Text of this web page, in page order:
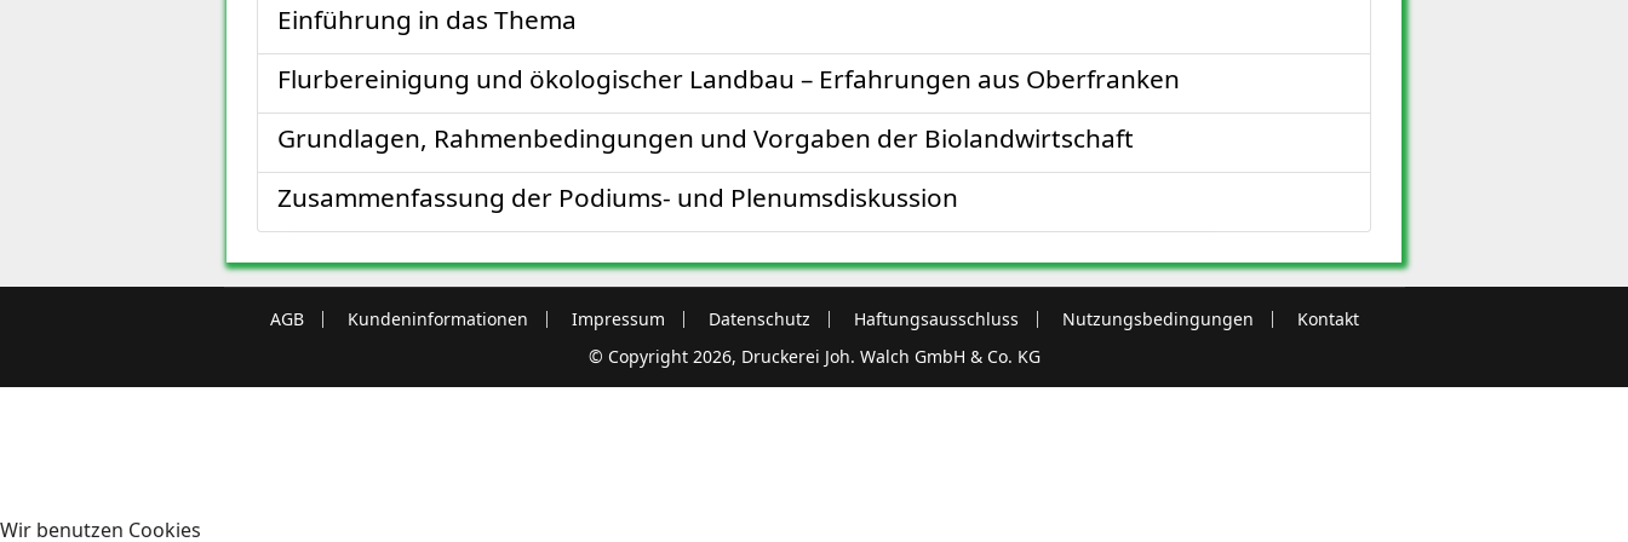
Einführung in das Thema
Flurbereinigung und ökologischer Landbau – Erfahrungen aus Oberfranken
Grundlagen, Rahmenbedingungen und Vorgaben der Biolandwirtschaft
Zusammenfassung der Podiums- und Plenumsdiskussion
AGB Kundeninformationen Impressum Datenschutz Haftungsausschluss Nutzungsbedingungen
Kontakt
© Copyright 2026, Druckerei Joh. Walch GmbH & Co. KG
Wir benutzen Cookies